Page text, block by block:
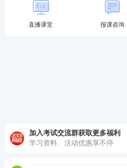
初级和中级社工考试同属一个
度重合，中级考试本质上就是
直播课堂 报课咨询
加入考试交流群获取更多福利
学习资料、活动优惠享不停